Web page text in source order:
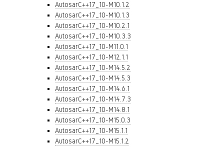
AutosarC++17_10-M10.1.2
AutosarC++17_10-M10.1.3
AutosarC++17_10-M10.2.1
AutosarC++17_10-M10.3.3
AutosarC++17_10-M11.0.1
AutosarC++17_10-M12.1.1
AutosarC++17_10-M14.5.2
AutosarC++17_10-M14.5.3
AutosarC++17_10-M14.6.1
AutosarC++17_10-M14.7.3
AutosarC++17_10-M14.8.1
AutosarC++17_10-M15.0.3
AutosarC++17_10-M15.1.1
AutosarC++17_10-M15.1.2